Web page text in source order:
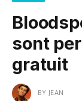
sont
gratuit
BY JEAN